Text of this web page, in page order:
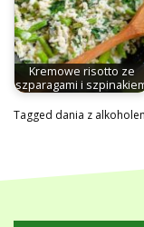
Kremowe risotto ze
szparagami i
Tagged dania z